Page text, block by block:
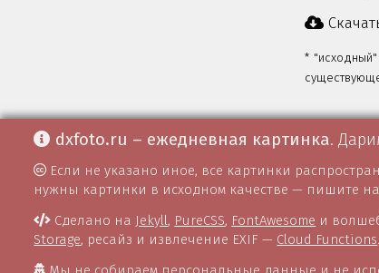
* "исходный"
dxfoto.ru – ежедневная картинка.
Если не указано иное, все картинки
нужны картинки в исходном качестве — пишите на
Сделано на Jekyll, PureCSS, FontAwesome и
Storage, ресайз и извлечение EXIF — Cloud Functions